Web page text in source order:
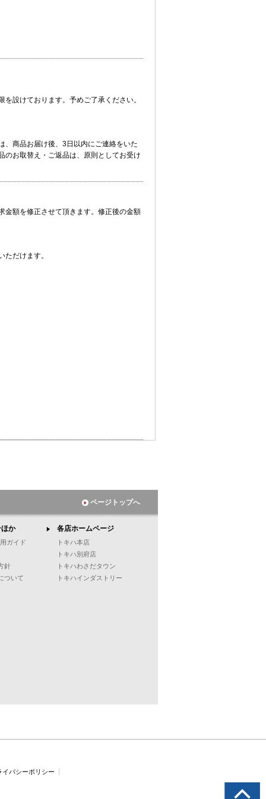
設けております。予めご了承ください。
、商品お届け後、3日以内にご連絡をいた
のお取替え・ご返品は、原則としてお受け
金額を修正させて頂きます。修正後の金額
ただけます。
ページトップへ
か
ガイド
針
ついて
各店ホームページ
トキハ本店
トキハ別府店
トキハわさだタウン
トキハインダストリー
イバシーポリシー